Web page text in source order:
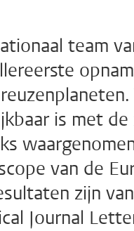
team
is met
van de
zijn
Journal